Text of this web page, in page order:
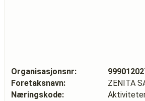
Organisasjonsnr:
Foretaksnavn:
ZENITA
Næringskode: